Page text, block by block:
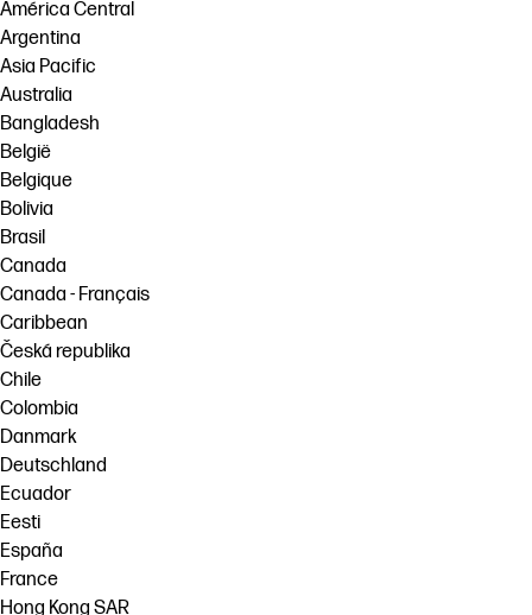
Neem contact op met een HP PrintOS-
expert
Volg ons
Workflowoplossingen
Duurzaamheid
América Central
Argentina
Asia Pacific
Australia
Bangladesh
België
Belgique
Bolivia
Brasil
Canada
Canada - Français
Caribbean
Česká republika
Chile
Colombia
Danmark
Deutschland
Ecuador
Eesti
España
France
Hong Kong SAR